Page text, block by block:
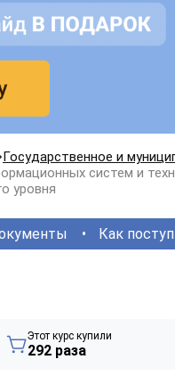
Государственное и
систем и
уровня
Как
Этот курс купили
292 раза